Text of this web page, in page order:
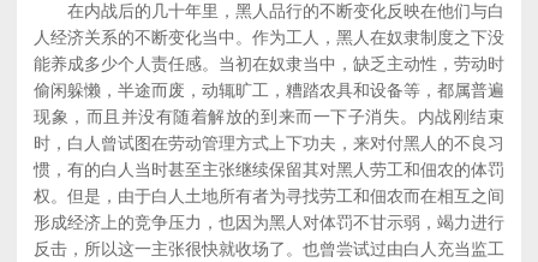
在内战后的几十年里，黑人品行的不断变化反映在他们与白
人经济关系的不断变化当中。作为工人，黑人在奴隶制度之下没
能养成多少个人责任感。当初在奴隶当中，缺乏主动性，劳动时
偷闲躲懒，半途而废，动辄旷工，糟踏农具和设备等，都属普遍
现象，而且并没有随着解放的到来而一下子消失。内战刚结束
时，白人曾试图在劳动管理方式上下功夫，来对付黑人的不良习
惯，有的白人当时甚至主张继续保留其对黑人劳工和佃农的体罚
权。但是，由于白人土地所有者为寻找劳工和佃农而在相互之间
形成经济上的竞争压力，也因为黑人对体罚不甘示弱，竭力进行
反击，所以这一主张很快就收场了。也曾尝试过由白人充当监工